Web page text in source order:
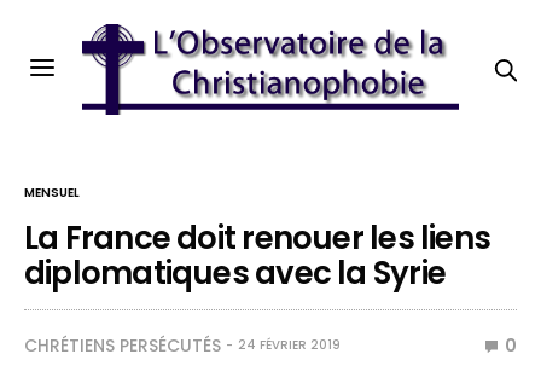
MENSUEL
La France doit renouer les liens
diplomatiques avec la Syrie
CHRÉTIENS PERSÉCUTÉS 24 FÉVRIER 2019 0